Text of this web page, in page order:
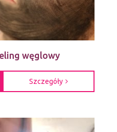
węglowy
Szczegóły